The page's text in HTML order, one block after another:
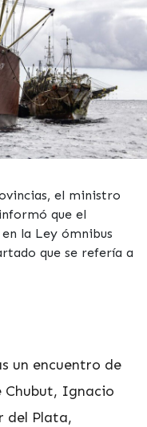
el ministro
que el
la Ley ómnibus
que se refería a
un encuentro de
Chubut, Ignacio
del Plata,